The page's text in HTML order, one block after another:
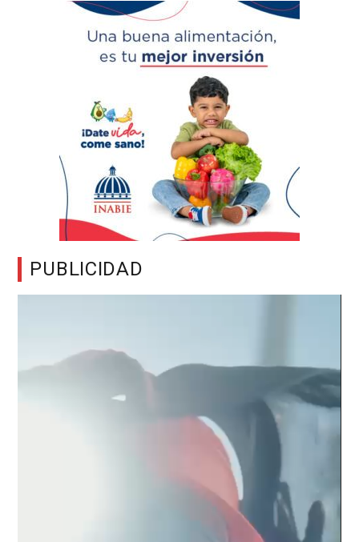
PUBLICIDAD